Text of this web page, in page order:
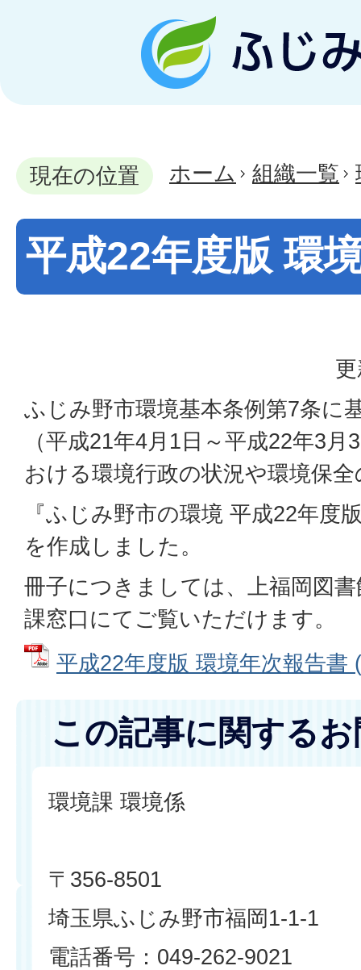
現在の位置 ホーム 組織一覧
平成22年度版 環
ふじみ野市環境基本条例第7条に
（平成21年4月1日～平成22年3
おける環境行政の状況や環境保
『ふじみ野市の環境 平成22年度
を作成しました。
冊子につきましては、上福岡図
課窓口にてご覧いただけます。
平成22年度版 環境年次報告書
この記事に関する
環境課 環境係
〒356-8501
埼玉県ふじみ野市福岡1-1-1
電話番号：049-262-9021